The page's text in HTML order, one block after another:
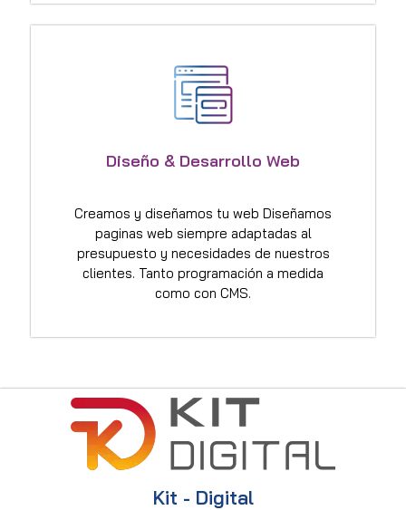
Diseño & Desarrollo Web
Creamos y diseñamos tu web Diseñamos
paginas web siempre adaptadas al
presupuesto y necesidades de nuestros
clientes. Tanto programación a medida
como con CMS.
Kit - Digital